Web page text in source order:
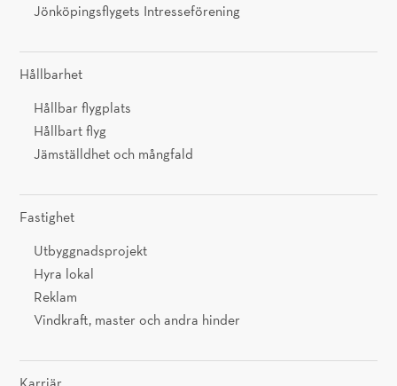
Jönköpingsflygets Intresseförening
Hållbarhet
Hållbar flygplats
Hållbart flyg
Jämställdhet och mångfald
Fastighet
Utbyggnadsprojekt
Hyra lokal
Reklam
Vindkraft, master och andra hinder